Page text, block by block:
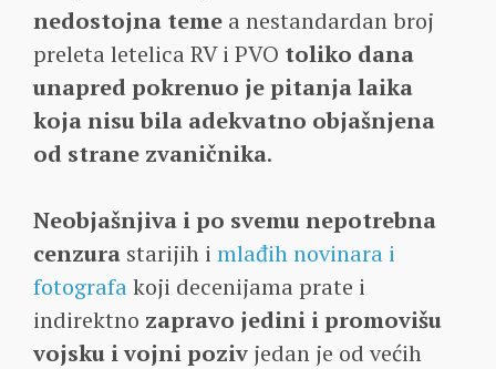
nedostojna teme a nestandardan broj
preleta letelica RV i PVO toliko dana
unapred pokrenuo je pitanja laika
koja nisu bila adekvatno objašnjena
od strane zvaničnika.
Neobjašnjiva i po svemu nepotrebna
cenzura starijih i mlađih novinara i
fotografakoji decenijama prate i
indirektno zapravo jedini i promovišu
vojsku i vojni poziv jedan je od većih